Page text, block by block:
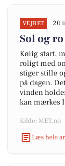
VEJRET 20
Sol og
Kølig start,
roligt med
stiger stille
på dagen.
vinden
kan mærkes
Kilde: MET.no
Læs hele